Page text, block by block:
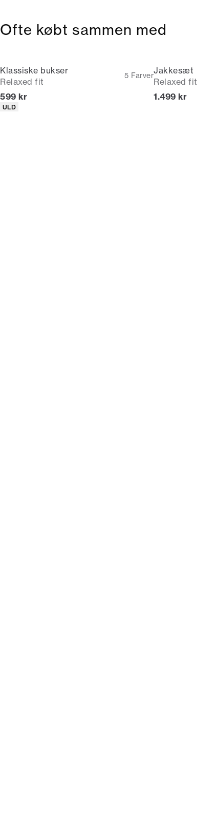
Ofte købt sammen med
Klassiske bukser
Relaxed fit
5 Farver
I alt (inkl. rabat)
599 kr
Produkt egenskaber
ULD
Jakkesæt
Relaxed fit
I alt (inkl. rabat)
1.499 kr